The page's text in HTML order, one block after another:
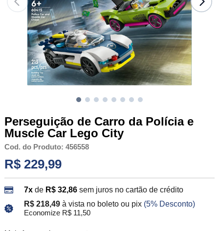
Perseguição de Carro da Polícia e
Muscle Car Lego City
Cod. do Produto: 456558
R$ 229,99
7xde R$ 32,86 sem juros no cartão de crédito
R$ 218,49 à vista no boleto ou pix (5% Desconto)
Economize R$ 11,50